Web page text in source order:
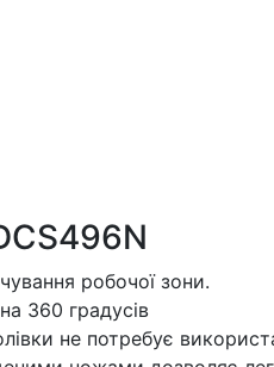
робочої зони.
360 градусів
не потребує